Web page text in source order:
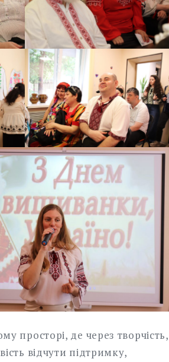
просторі, де через творчість,
відчути підтримку,